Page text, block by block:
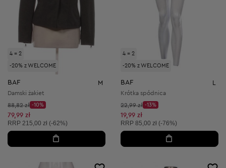
4 = 2
-20% z WELCOME
BAF M
Damski żakiet
Cena początkowa:
88,82 zł
Discount Price:
-10%
Obniżona cena:
79,99 zł
Cena sugerowana:
RRP 215,00 zł (-62%)
4 = 2
-20% z WELCOME
BAF L
Krótka spódnica
Cena początkowa:
22,99 zł
Discount Price:
-13%
Obniżona cena:
19,99 zł
Cena sugerowana:
RRP 85,00 zł (-76%)